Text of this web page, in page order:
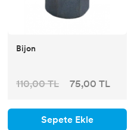
Bijon
110,00 TL 75,00 TL
Sepete Ekle